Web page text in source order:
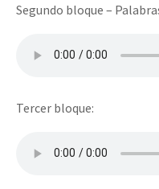
Segundo bloque –
Tercer bloque: